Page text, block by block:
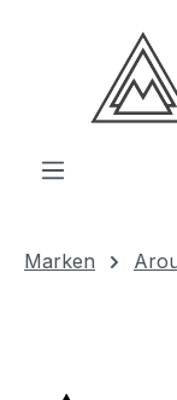
Zum Hauptinhalt
Marken